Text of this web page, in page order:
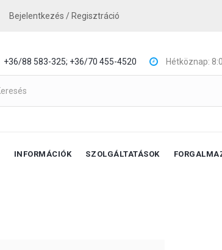
Bejelentkezés / Regisztráció
+36/88 583-325; +36/70 455-4520 Hétköznap:
INFORMÁCIÓK SZOLGÁLTATÁSOK